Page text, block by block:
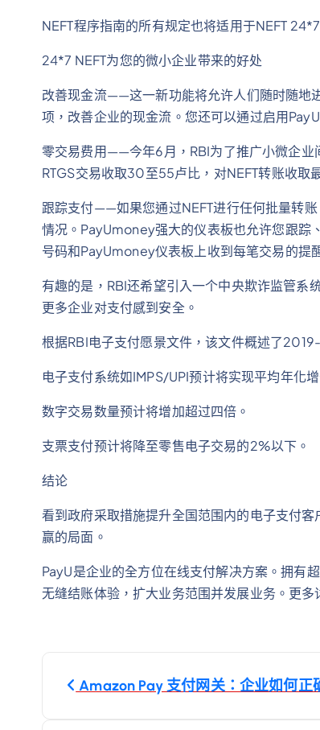
NEFT程序指南的所有规定也将适用于NEFT
24*7 NEFT为您的微小企业带来的好处
改善现金流——这一新功能将允许人们随时随地
项，改善企业的现金流。您还可以通过启用
零交易费用——今年6月，RBI为了推广小微企业
RTGS交易收取30至55卢比，对NEFT转账收取
跟踪支付——如果您通过NEFT进行任何批量转
情况。PayUmoney强大的仪表板也允许您跟踪
号码和PayUmoney仪表板上收到每笔交易的提
有趣的是，RBI还希望引入一个中央欺诈监管系
更多企业对支付感到安全。
根据RBI电子支付愿景文件，该文件概述了
电子支付系统如IMPS/UPI预计将实现平均年化
数字交易数量预计将增加超过四倍。
支票支付预计将降至零售电子交易的2%以下。
结论
看到政府采取措施提升全国范围内的电子支付
赢的局面。
PayU是企业的全方位在线支付解决方案。拥有
无缝结账体验，扩大业务范围并发展业务。更多
文 Amazon Pay 支付网关：企业如何正